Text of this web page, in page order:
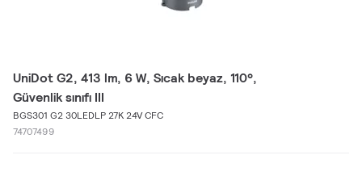
UniDot G2, 413 lm, 6 W, Sıcak beyaz, 110°,
Güvenlik sınıfı III
BGS301 G2 30LEDLP 27K 24V CFC
74707499